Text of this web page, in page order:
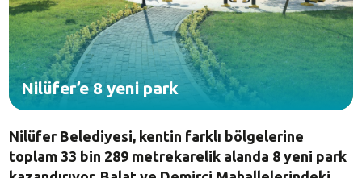
Nilüfer’e 8 yeni park
Nilüfer Belediyesi, kentin farklı bölgelerine
toplam 33 bin 289 metrekarelik alanda 8 yeni park